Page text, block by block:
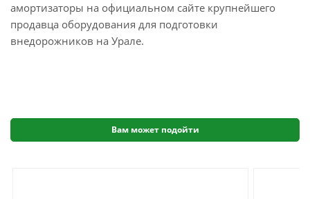
амортизаторы на официальном сайте крупнейшего
продавца оборудования для подготовки
внедорожников на Урале.
Вам может подойти